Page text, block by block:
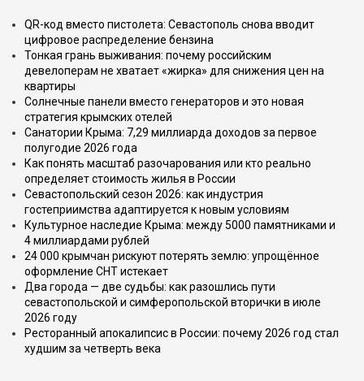
QR-код вместо пистолета: Севастополь снова вводит
цифровое распределение бензина
Тонкая грань выживания: почему российским
девелоперам не хватает «жирка» для снижения цен на
квартиры
Солнечные панели вместо генераторов и это новая
стратегия крымских отелей
Санатории Крыма: 7,29 миллиарда доходов за первое
полугодие 2026 года
Как понять масштаб разочарования или кто реально
определяет стоимость жилья в России
Севастопольский сезон 2026: как индустрия
гостеприимства адаптируется к новым условиям
Культурное наследие Крыма: между 5000 памятниками и
4 миллиардами рублей
24 000 крымчан рискуют потерять землю: упрощённое
оформление СНТ истекает
Два города — две судьбы: как разошлись пути
севастопольской и симферопольской вторички в июле
2026 году
Ресторанный апокалипсис в России: почему 2026 год стал
худшим за четверть века